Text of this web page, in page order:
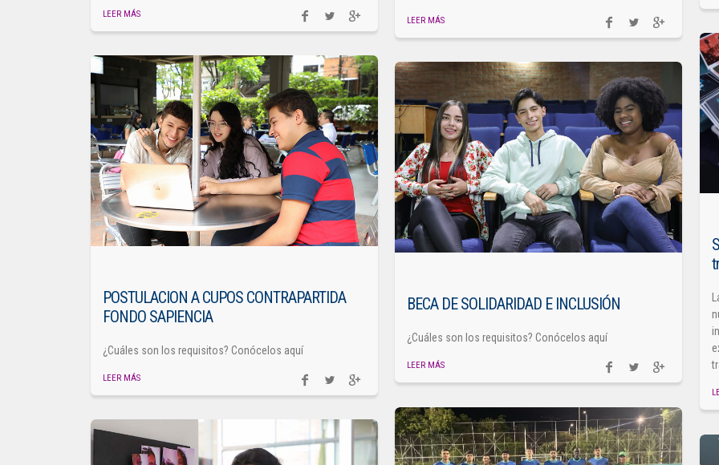
LEER MÁS
LEER MÁS
POSTULACION A CUPOS CONTRAPARTIDA
FONDO SAPIENCIA
¿Cuáles son los requisitos? Conócelos aquí
LEER MÁS
BECA DE SOLIDARIDAD E INCLUSIÓN
¿Cuáles son los requisitos? Conócelos aquí
LEER MÁS